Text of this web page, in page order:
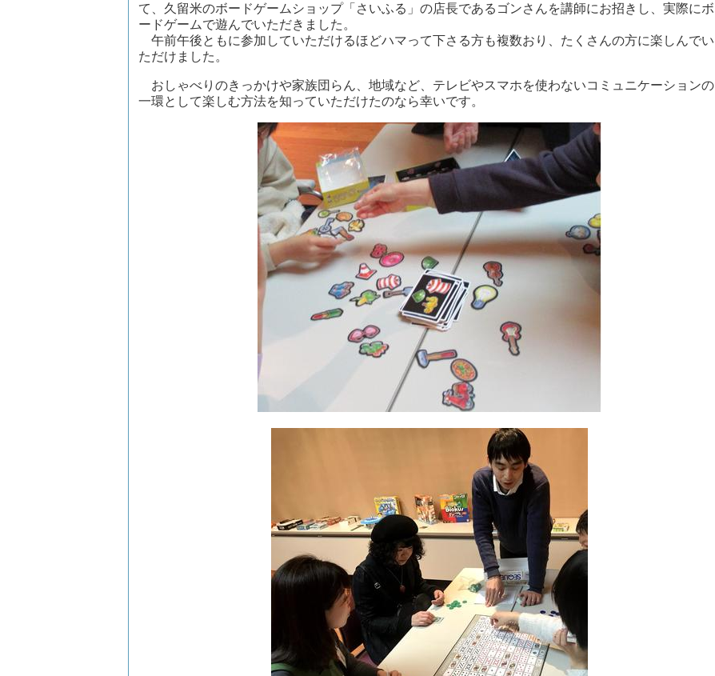
て、久留米のボードゲームショップ「さいふる」の店長であるゴンさんを講師にお招きし、実際にボ
ードゲームで遊んでいただきました。
午前午後ともに参加していただけるほどハマって下さる方も複数おり、たくさんの方に楽しんでい
ただけました。
おしゃべりのきっかけや家族団らん、地域など、テレビやスマホを使わないコミュニケーションの
一環として楽しむ方法を知っていただけたのなら幸いです。